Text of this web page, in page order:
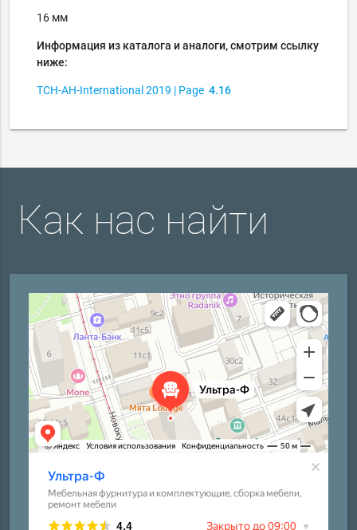
16 мм
Информация из каталога и аналоги, смотрим ссылку
ниже:
TCH-AH-International2019 | Page4.16
Как нас найти